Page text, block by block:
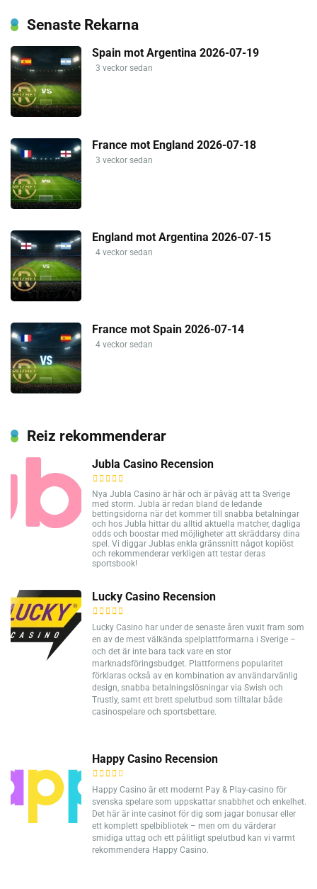
Senaste Rekarna
Spain mot Argentina 2026-07-19
3 veckor sedan
France mot England 2026-07-18
3 veckor sedan
England mot Argentina 2026-07-15
4 veckor sedan
France mot Spain 2026-07-14
4 veckor sedan
Reiz rekommenderar
Jubla Casino Recension
Nya Jubla Casino är här och är påväg att ta Sverige
med storm. Jubla är redan bland de ledande
bettingsidorna när det kommer till snabba betalningar
och hos Jubla hittar du alltid aktuella matcher, dagliga
odds och boostar med möjligheter att skräddarsy dina
spel. Vi diggar Jublas enkla gränssnitt något kopiöst
och rekommenderar verkligen att testar deras
sportsbook!
Lucky Casino Recension
Lucky Casino har under de senaste åren vuxit fram som
en av de mest välkända spelplattformarna i Sverige –
och det är inte bara tack vare en stor
marknadsföringsbudget. Plattformens popularitet
förklaras också av en kombination av användarvänlig
design, snabba betalningslösningar via Swish och
Trustly, samt ett brett spelutbud som tilltalar både
casinospelare och sportsbettare.
Happy Casino Recension
Happy Casino är ett modernt Pay & Play-casino för
svenska spelare som uppskattar snabbhet och enkelhet.
Det här är inte casinot för dig som jagar bonusar eller
ett komplett spelbibliotek – men om du värderar
smidiga uttag och ett pålitligt spelutbud kan vi varmt
rekommendera Happy Casino.